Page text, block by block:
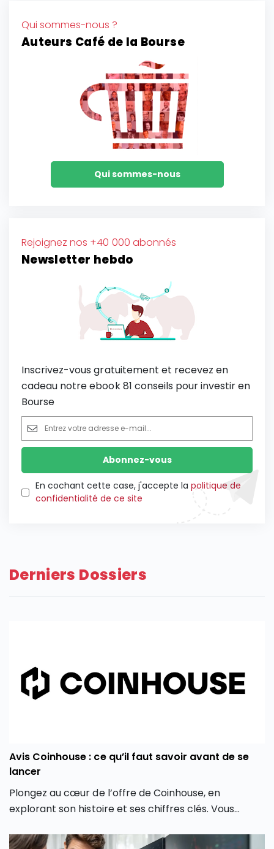
Qui sommes-nous ?
Auteurs Café de la Bourse
Qui sommes-nous
Rejoignez nos +40 000 abonnés
Newsletter hebdo
Inscrivez-vous gratuitement et recevez en
cadeau notre ebook 81 conseils pour investir en
Bourse
En cochant cette case, j'accepte la politique de
confidentialité de ce site
Derniers Dossiers
Avis Coinhouse : ce qu’il faut savoir avant de se
lancer
Plongez au cœur de l’offre de Coinhouse, en
explorant son histoire et ses chiffres clés. Vous
monnaies disponibles, les frais associés, et comment